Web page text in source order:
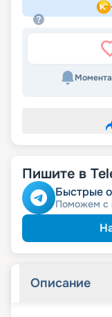
Пишите в
Быстрые
Поможем с
Описание